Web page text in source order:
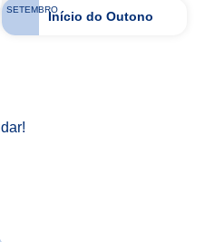
SETEMBROInício do Outono